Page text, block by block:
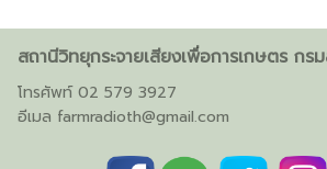
สถานีวิทยุกระจายเสียงเพื่อการเกษตร กร
โทรศัพท์ 02 579 3927
อีเมล farmradioth@gmail.com